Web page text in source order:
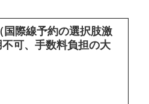
際線予約の選択肢激
可、手数料負担の大